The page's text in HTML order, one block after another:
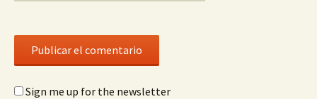
Sign me up for the newsletter